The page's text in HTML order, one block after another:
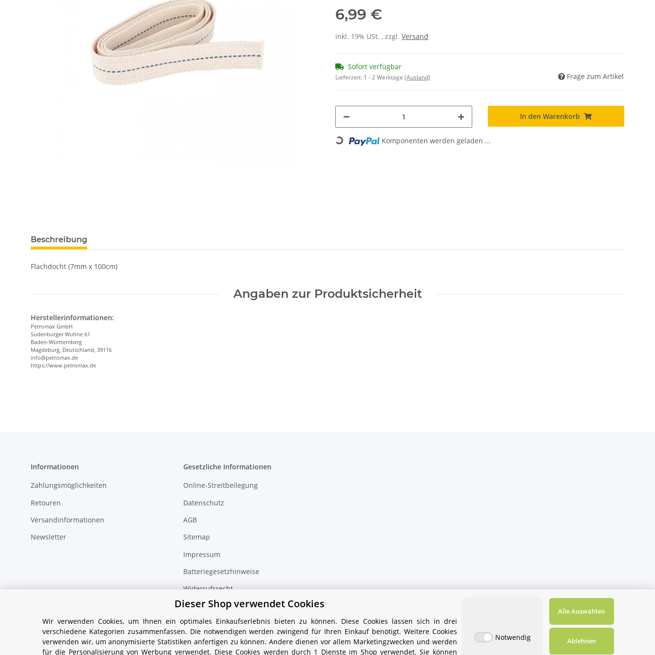
6,99 €
inkl. 19% USt. , zzgl. Versand
Sofort verfügbar
Lieferzeit: 1 - 2 Werktage (Ausland) Frage zum Artikel
In den Warenkorb
Loading... Komponenten werden geladen ...
Beschreibung
Flachdocht (7mm x 100cm)
Angaben zur Produktsicherheit
Herstellerinformationen:
Petromax GmbH
Sudenburger Wuhne 61
Baden-Württemberg
Magdeburg, Deutschland, 39116
info@petromax.de
https://www.petromax.de
Informationen
Zahlungsmöglichkeiten
Retouren
Versandinformationen
Newsletter
Gesetzliche Informationen
Online-Streitbeilegung
Datenschutz
AGB
Sitemap
Impressum
Batteriegesetzhinweise
Widerrufsrecht
Vertrag widerrufen
* Alle Preise inkl. gesetzlicher USt., zzgl. Versand
Dieser Shop verwendet Cookies
Wir verwenden Cookies, um Ihnen ein optimales Einkaufserlebnis bieten zu können. Diese Cookies lassen sich in drei
verschiedene Kategorien zusammenfassen. Die notwendigen werden zwingend für Ihren Einkauf benötigt. Weitere Cookies
verwenden wir, um anonymisierte Statistiken anfertigen zu können. Andere dienen vor allem Marketingzwecken und werden
für die Personalisierung von Werbung verwendet. Diese Cookies werden durch 1 Dienste im Shop verwendet. Sie können
Notwendig
Alle Auswählen
Ablehnen